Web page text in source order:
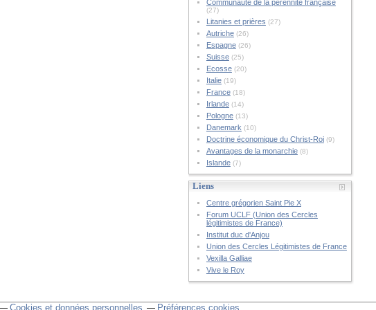
Communauté de la pérennité française
(27)
Litanies et prières (27)
Autriche(26)
Espagne(26)
Suisse(25)
Ecosse(20)
Italie(19)
France(18)
Irlande(14)
Pologne(13)
Danemark (10)
Doctrine économique du Christ-Roi(9)
Avantages de la monarchie(8)
Islande(7)
Liens
Centre grégorien Saint Pie X
Forum UCLF (Union des Cercles
légitimistes de France)
Institut duc d'Anjou
Union des Cercles Légitimistes de France
Vexilla Galliae
Vive le Roy
Cookies et données personnelles Préférences cookies